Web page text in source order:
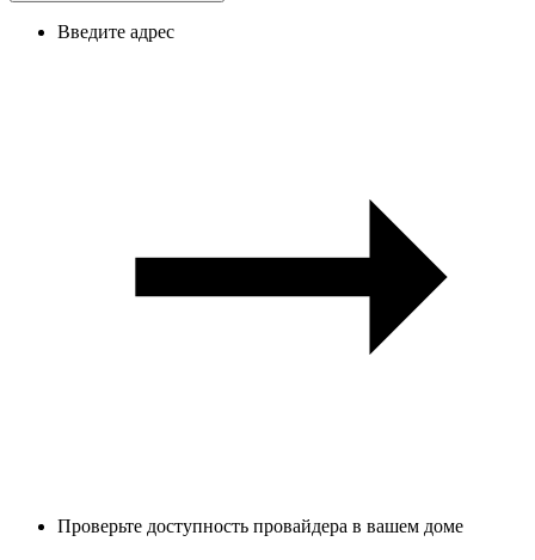
Введите адрес
Проверьте доступность провайдера в вашем доме